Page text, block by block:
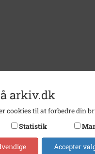
arkiv.dk
cookies til at forbedre din
Statistik
Accepter